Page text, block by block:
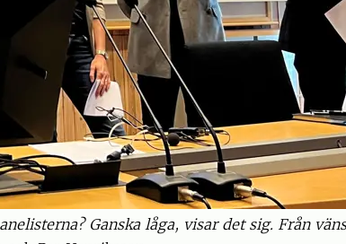
Ganska låga, visar det sig. Från